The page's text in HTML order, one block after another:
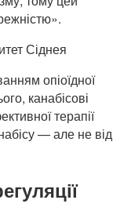
Сіднея
опіоїдної
канабісові
терапії
— але не від